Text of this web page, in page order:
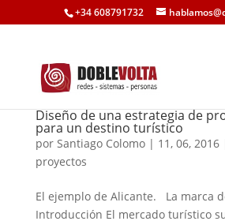
+34 608791732
Diseño de una estrategia de
para un destino turístico
por Santiago Colomo| 11, 06, 2016
proyectos
El ejemplo de Alicante. La marca
Introducción El mercado turístico